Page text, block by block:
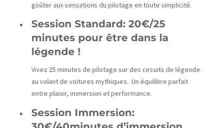
goûter aux sensations du pilotage en toute simplicité.
Session Standard: 20€/25
minutes pour être dans la
légende !
Vivez 25 minutes de pilotage sur des circuits de légende
au volant de voitures mythiques. Un équilibre parfait
entre plaisir, immersion et performance.
Session Immersion: